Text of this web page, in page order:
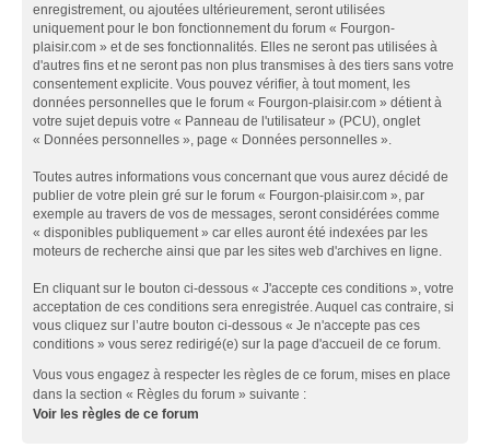
enregistrement, ou ajoutées ultérieurement, seront utilisées
uniquement pour le bon fonctionnement du forum « Fourgon-
plaisir.com » et de ses fonctionnalités. Elles ne seront pas utilisées à
d'autres fins et ne seront pas non plus transmises à des tiers sans votre
consentement explicite. Vous pouvez vérifier, à tout moment, les
données personnelles que le forum « Fourgon-plaisir.com » détient à
votre sujet depuis votre « Panneau de l'utilisateur » (PCU), onglet
« Données personnelles », page « Données personnelles ».
Toutes autres informations vous concernant que vous aurez décidé de
publier de votre plein gré sur le forum « Fourgon-plaisir.com », par
exemple au travers de vos de messages, seront considérées comme
« disponibles publiquement » car elles auront été indexées par les
moteurs de recherche ainsi que par les sites web d'archives en ligne.
En cliquant sur le bouton ci-dessous « J'accepte ces conditions », votre
acceptation de ces conditions sera enregistrée. Auquel cas contraire, si
vous cliquez sur l’autre bouton ci-dessous « Je n'accepte pas ces
conditions » vous serez redirigé(e) sur la page d'accueil de ce forum.
Vous vous engagez à respecter les règles de ce forum, mises en place
dans la section « Règles du forum » suivante :
Voir les règles de ce forum